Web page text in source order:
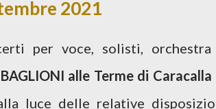
2021
per voce, solisti, orchestra
alle Terme di Caracalla
luce delle relative